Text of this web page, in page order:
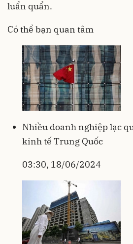
luẩn quẩn.
Có thể bạn quan tâm
Nhiều doanh nghiệp lạc
kinh tế Trung Quốc
03:30, 18/06/2024